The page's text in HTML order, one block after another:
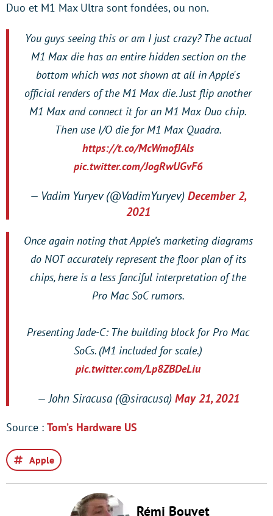
Duo et M1 Max Ultra sont fondées, ou non.
You guys seeing this or am I just crazy? The actual
M1 Max die has an entire hidden section on the
bottom which was not shown at all in Apple's
official renders of the M1 Max die. Just flip another
M1 Max and connect it for an M1 Max Duo chip.
Then use I/O die for M1 Max Quadra.
https://t.co/McWmofJAls
pic.twitter.com/JogRwUGvF6
— Vadim Yuryev (@VadimYuryev) December 2,
2021
Once again noting that Apple’s marketing diagrams
do NOT accurately represent the floor plan of its
chips, here is a less fanciful interpretation of the
Pro Mac SoC rumors.
Presenting Jade-C: The building block for Pro Mac
SoCs. (M1 included for scale.)
pic.twitter.com/Lp8ZBDeLiu
— John Siracusa (@siracusa) May 21, 2021
Source : Tom’s Hardware US
Apple
Rémi Bouvet